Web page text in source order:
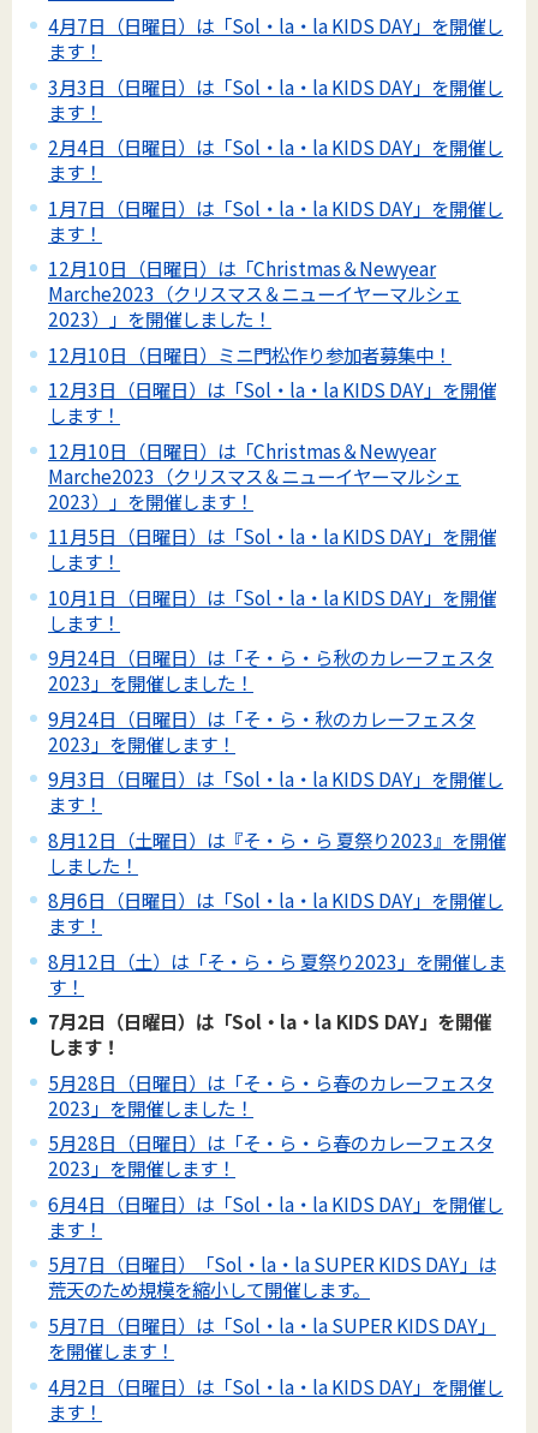
4月7日（日曜日）は「Sol・la・la KIDS DAY」を開催し
ます！
3月3日（日曜日）は「Sol・la・la KIDS DAY」を開催し
ます！
2月4日（日曜日）は「Sol・la・la KIDS DAY」を開催し
ます！
1月7日（日曜日）は「Sol・la・la KIDS DAY」を開催し
ます！
12月10日（日曜日）は「Christmas＆Newyear
Marche2023（クリスマス＆ニューイヤーマルシェ
2023）」を開催しました！
12月10日（日曜日）ミニ門松作り参加者募集中！
12月3日（日曜日）は「Sol・la・la KIDS DAY」を開催
します！
12月10日（日曜日）は「Christmas＆Newyear
Marche2023（クリスマス＆ニューイヤーマルシェ
2023）」を開催します！
11月5日（日曜日）は「Sol・la・la KIDS DAY」を開催
します！
10月1日（日曜日）は「Sol・la・la KIDS DAY」を開催
します！
9月24日（日曜日）は「そ・ら・ら秋のカレーフェスタ
2023」を開催しました！
9月24日（日曜日）は「そ・ら・秋のカレーフェスタ
2023」を開催します！
9月3日（日曜日）は「Sol・la・la KIDS DAY」を開催し
ます！
8月12日（土曜日）は『そ・ら・ら 夏祭り2023』を開催
しました！
8月6日（日曜日）は「Sol・la・la KIDS DAY」を開催し
ます！
8月12日（土）は「そ・ら・ら 夏祭り2023」を開催しま
す！
7月2日（日曜日）は「Sol・la・la KIDS DAY」を開催
します！
5月28日（日曜日）は「そ・ら・ら春のカレーフェスタ
2023」を開催しました！
5月28日（日曜日）は「そ・ら・ら春のカレーフェスタ
2023」を開催します！
6月4日（日曜日）は「Sol・la・la KIDS DAY」を開催し
ます！
5月7日（日曜日）「Sol・la・la SUPER KIDS DAY」は
荒天のため規模を縮小して開催します。
5月7日（日曜日）は「Sol・la・la SUPER KIDS DAY」
を開催します！
4月2日（日曜日）は「Sol・la・la KIDS DAY」を開催し
ます！